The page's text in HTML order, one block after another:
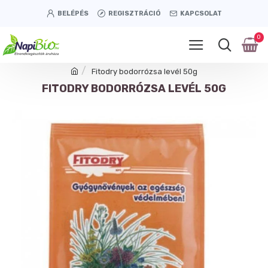
BELÉPÉS REGISZTRÁCIÓ KAPCSOLAT
0
Fitodry bodorrózsa levél 50g
FITODRY BODORRÓZSA LEVÉL 50G